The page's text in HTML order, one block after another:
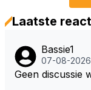
Laatste
Bassie1
07-08-2026
Geen discussie